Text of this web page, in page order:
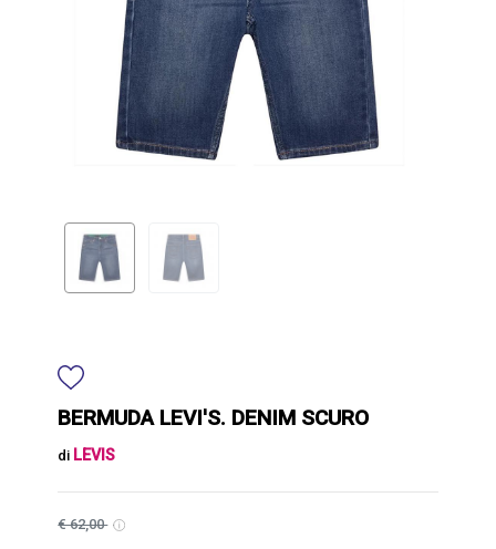
BERMUDA LEVI'S. DENIM SCURO
di LEVIS
€ 62,00